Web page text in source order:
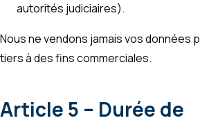
autorités judiciaires).
Nous ne vendons jamais vos données
tiers à des fins commerciales.
Article 5 – Durée de